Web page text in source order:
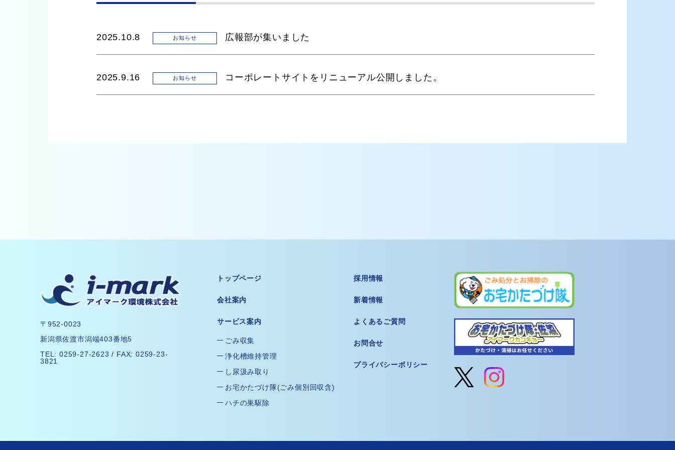
2025.10.8 お知らせ 広報部が集いました
2025.9.16 お知らせ コーポレートサイトをリニューアル公開しました。
〒952-0023
新潟県佐渡市潟端403番地5
TEL: 0259-27-2623 / FAX: 0259-23-
3821
トップページ
会社案内
サービス案内
ごみ収集
浄化槽維持管理
し尿汲み取り
お宅かたづけ隊(ごみ個別回収含)
ハチの巣駆除
採用情報
新着情報
よくあるご質問
お問合せ
プライバシーポリシー